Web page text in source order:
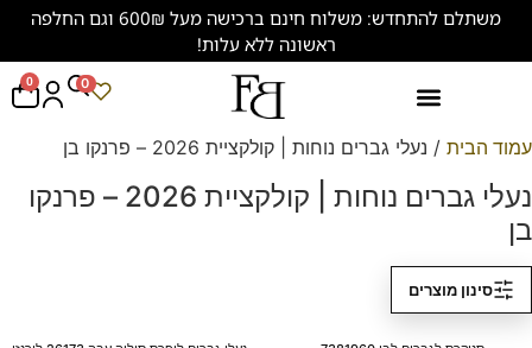
משתלם להתחדש: משלוח חינם ברכישה מעל 600₪ וגם החלפה
ראשונה ללא עלות!
0 0
עמוד הבית / נעלי גברים נוחות | קולקציית 2026 – פרנקו בן
נעלי גברים נוחות | קולקציית 2026 – פרנקו
בן
סינון מוצרים